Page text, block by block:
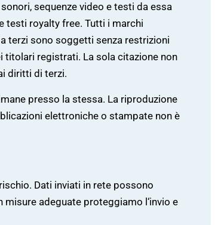
sequenze video e testi da essa
testi royalty free. Tutti i marchi
terzi sono soggetti senza restrizioni
titolari registrati. La sola citazione non
diritti di terzi.
presso la stessa. La riproduzione
elettroniche o stampate non è
Dati inviati in rete possono
adeguate proteggiamo l‘invio e